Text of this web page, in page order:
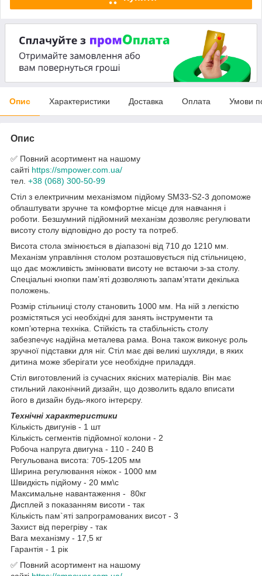
Опис Характеристики Доставка Оплата Умови
Опис
✅ Повний асортимент на нашому
сайті https://smpower.com.ua/
тел. +38 (068) 300-50-99
Стіл з електричним механізмом підйому SM33-S2-3 допоможе
облаштувати зручне та комфортне місце для навчання і
роботи. Безшумний підйомний механізм дозволяє регулювати
висоту столу відповідно до росту та потреб.
Висота стола змінюється в діапазоні від 710 до 1210 мм.
Механізм управління столом розташовується під стільницею,
що дає можливість змінювати висоту не встаючи з-за столу.
Спеціальні кнопки пам’яті дозволяють запам’ятати декілька
положень.
Розмір стільниці столу становить 1000 мм. На ній з легкістю
розмістяться усі необхідні для занять інструменти та
комп’ютерна техніка. Стійкість та стабільність столу
забезпечує надійна металева рама. Вона також виконує роль
зручної підставки для ніг. Стіл має дві великі шухляди, в яких
дитина може зберігати усе необхідне приладдя.
Стіл виготовлений із сучасних якісних матеріалів. Він має
стильний лаконічний дизайн, що дозволить вдало вписати
його в дизайн будь-якого інтерєру.
Технічні характеристики
Кількість двигунів - 1 шт
Кількість сегментів підйомної колони - 2
Робоча напруга двигуна - 110 - 240 В
Регульована висота: 705-1205 мм
Ширина регулювання ніжок - 1000 мм
Швидкість підйому - 20 мм\с
Максимальне навантаження - 80кг
Дисплей з показанням висоти - так
Кількість пам`яті запрограмованих висот - 3
Захист від перегріву - так
Вага механізму - 17,5 кг
Гарантія - 1 рік
✅ Повний асортимент на нашому